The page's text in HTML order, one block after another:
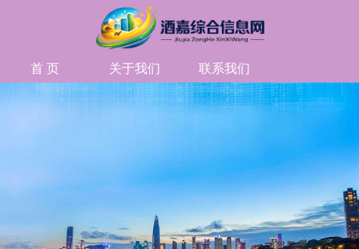
首 页 关于我们 联系我们